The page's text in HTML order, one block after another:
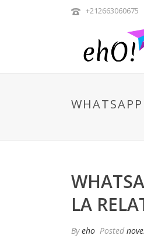
+212663060675
LA
Byeho Posted